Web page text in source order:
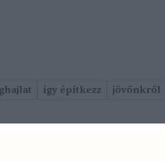
így építkezz jövőnkről